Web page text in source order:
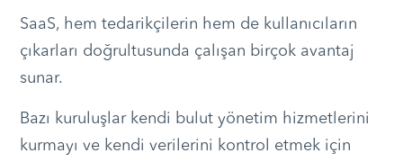
SaaS, hem tedarikçilerin hem de kullanıcıların
çıkarları doğrultusunda çalışan birçok avantaj
sunar.
Bazı kuruluşlar kendi bulut yönetim hizmetlerini
kurmayı ve kendi verilerini kontrol etmek için